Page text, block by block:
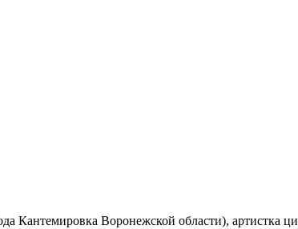
Кантемировка Воронежской области), артистка